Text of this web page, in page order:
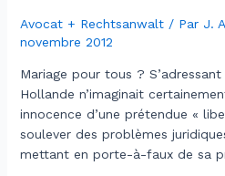
Avocat + Rechtsanwalt/ Par J.
novembre 2012
Mariage pour tous ?
Hollande n’imaginait
innocence d’une prétendue «
soulever des problèmes
mettant en porte-à-faux de sa